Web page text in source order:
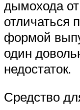
дымохода
отличаться
формой
один
недостаток.
Средство